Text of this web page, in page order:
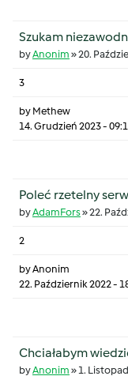
Szukam
byAnonim »20.
3
by Methew
14. Grudzień 2023 -
Poleć rzetelny
byAdamFors»22.
2
byAnonim
22. Październik 2022 -
Chciałabym
byAnonim »1.